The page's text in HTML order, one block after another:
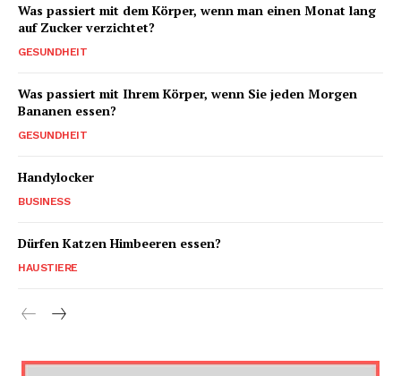
Was passiert mit dem Körper, wenn man einen Monat lang
auf Zucker verzichtet?
GESUNDHEIT
Was passiert mit Ihrem Körper, wenn Sie jeden Morgen
Bananen essen?
GESUNDHEIT
Handylocker
BUSINESS
Dürfen Katzen Himbeeren essen?
HAUSTIERE